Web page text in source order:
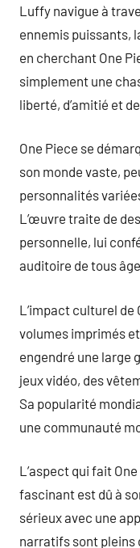
Luffy navigue à
ennemis puissants,
en cherchant One
simplement une
liberté, d’amitié et
One Piece se
son monde vaste,
personnalités
L’œuvre traite de
personnelle, lui
auditoire de tous
L’impact culturel de
volumes imprimés
engendré une large
jeux vidéo, des
Sa popularité
une communauté
L’aspect qui fait
fascinant est dû à
sérieux avec une
narratifs sont pleins